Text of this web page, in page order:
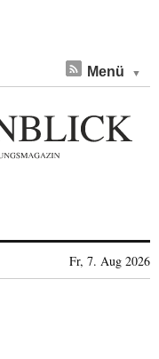
Menü
Fr, 7. Aug 2026